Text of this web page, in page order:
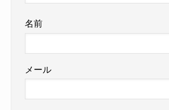
名前
メール